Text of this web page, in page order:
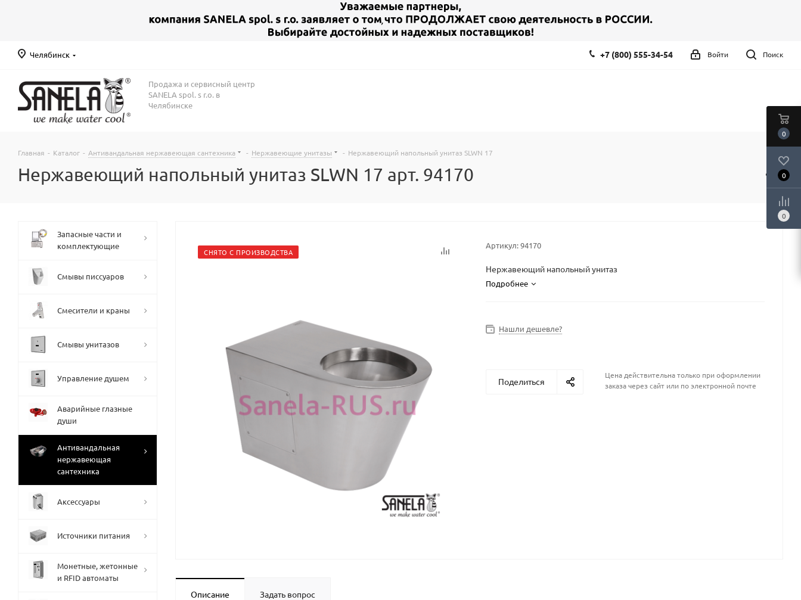
Челябинск Поиск
Войти
+7 (800) 555-34-54
Продажа и сервисный центр
SANELA spol. s r.o. в
Челябинске
Главная - Каталог - Антивандальная нержавеющая сантехника - Нержавеющие унитазы - Нержавеющий напольный унитаз SLWN 17
Нержавеющий напольный унитаз SLWN 17 арт. 94170
СНЯТО С ПРОИЗВОДСТВА
Артикул:94170
Нержавеющий напольный унитаз
Подробнее
Нашли дешевле?
Поделиться
Цена действительна только при оформлении
заказа через сайт или по электронной почте
Описание Задать вопрос
Запасные части и
комплектующие
Смывы писсуаров
Смесители и краны
Смывы унитазов
Управление душем
Аварийные глазные
души
Антивандальная
нержавеющая
сантехника
Аксессуары
Источники питания
Монетные, жетонные
и RFID автоматы
0
0
0